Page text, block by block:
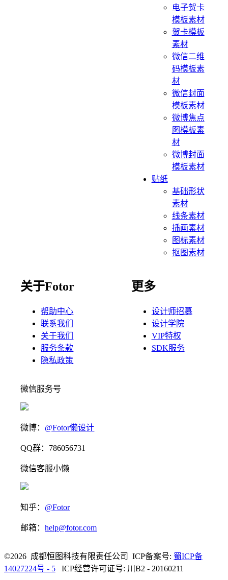
电子贺卡
模板素材
贺卡模板
素材
微信二维
码模板素
材
微信封面
模板素材
微博焦点
图模板素
材
微博封面
模板素材
贴纸
基础形状
素材
线条素材
插画素材
图标素材
抠图素材
关于Fotor
帮助中心
联系我们
关于我们
服务条款
隐私政策
更多
设计师招募
设计学院
VIP特权
SDK服务
微信服务号
微博： @Fotor懒设计
QQ群：786056731
微信客服小懒
知乎： @Fotor
邮箱：help@fotor.com
©2026 成都恒图科技有限责任公司 ICP备案号: 蜀ICP备
14027224号 - 5 ICP经营许可证号: 川B2 - 20160211